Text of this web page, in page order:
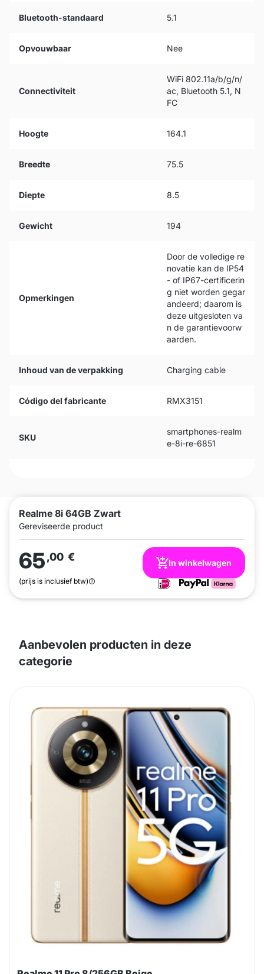
Realme 8i 64GB Zwart
Gereviseerde product
65,00 €
(prijs is inclusief btw)
In winkelwagen
Bluetooth-standaard 5.1
Opvouwbaar Nee
Connectiviteit
WiFi 802.11a/b/g/n/
ac, Bluetooth 5.1, N
FC
Hoogte 164.1
Breedte 75.5
Diepte 8.5
Gewicht 194
Opmerkingen
Door de volledige re
novatie kan de IP54
- of IP67-certificerin
g niet worden gegar
andeerd; daarom is
deze uitgesloten va
n de garantievoorw
aarden.
Inhoud van de verpakking Charging cable
Código del fabricante RMX3151
SKU
smartphones-realm
e-8i-re-6851
Aanbevolen producten in deze
categorie